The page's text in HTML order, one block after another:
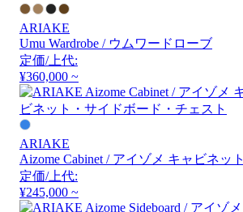
ARIAKE
Umu Wardrobe / ウムワードローブ
定価/上代:
¥360,000 ~
ARIAKE
Aizome Cabinet / アイゾメ キャビネット
定価/上代:
¥245,000 ~